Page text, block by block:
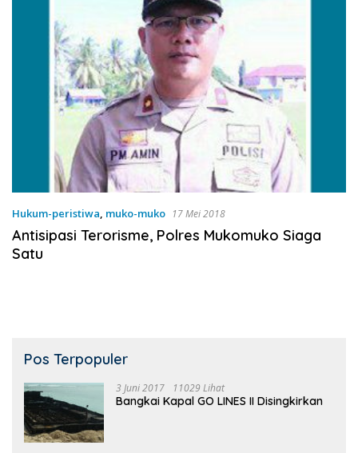
Hukum-peristiwa, muko-muko 17 Mei 2018
Antisipasi Terorisme, Polres Mukomuko Siaga
Satu
Pos Terpopuler
3 Juni 2017 11029 Lihat
Bangkai Kapal GO LINES II Disingkirkan